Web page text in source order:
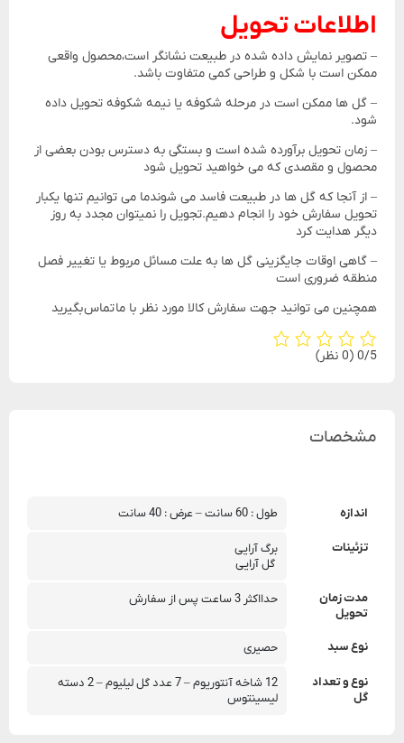
اطلاعات تحویل
– تصویر نمایش داده شده در طبیعت نشانگر است،محصول واقعی
ممکن است با شکل و طراحی کمی متفاوت باشد.
– گل ها ممکن است در مرحله شکوفه یا نیمه شکوفه تحویل داده
شود.
– زمان تحویل برآورده شده است و بستگی به دسترس بودن بعضی از
محصول و مقصدی که می خواهید تحویل شود
– از آنجا که گل ها در طبیعت فاسد می شوندما می توانیم تنها یکبار
تحویل سفارش خود را انجام دهیم.تجویل را نمیتوان مجدد به روز
دیگر هدایت کرد
– گاهی اوقات جایگزینی گل ها به علت مسائل مربوط یا تغییر فصل
منطقه ضروری است
همچنین می توانید جهت سفارش کالا مورد نظر با ما تماس بگیرید
‫0/5 ‫(0 نظر)
مشخصات
اندازه طول : 60 سانت – عرض : 40 سانت
تزئینات
برگ آرایی
گل آرایی
مدت زمان
تحویل
حدااکثر 3 ساعت پس از سفارش
نوع سبد حصیری
نوع و تعداد
گل
لیسینتوس